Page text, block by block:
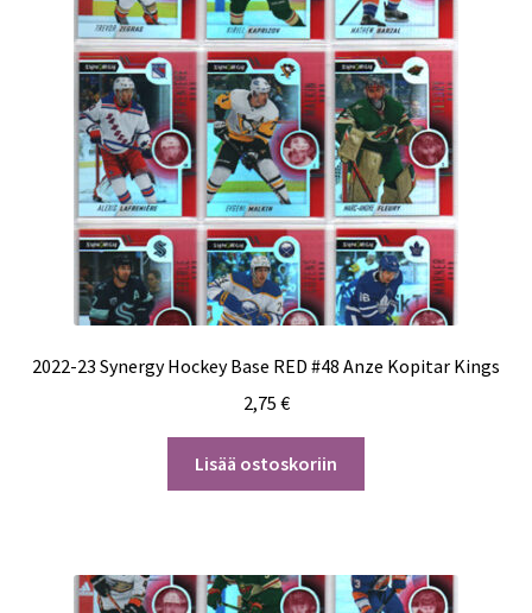
2022-23 Synergy Hockey Base RED #48 Anze Kopitar Kings
2,75 €
Lisää ostoskoriin